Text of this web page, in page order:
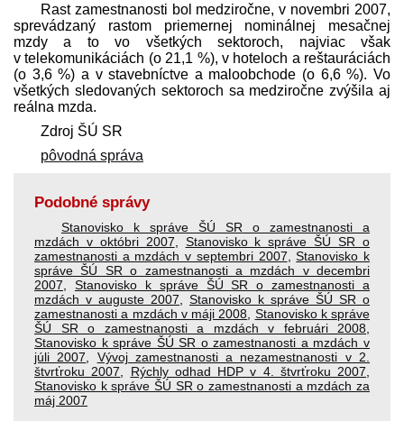
Rast zamestnanosti bol medziročne, v novembri 2007,
sprevádzaný rastom priemernej nominálnej mesačnej
mzdy a to vo všetkých sektoroch, najviac však
v telekomunikáciách (o 21,1 %), v hoteloch a reštauráciách
(o 3,6 %) a v stavebníctve a maloobchode (o 6,6 %). Vo
všetkých sledovaných sektoroch sa medziročne zvýšila aj
reálna mzda.
Zdroj ŠÚ SR
pôvodná správa
Podobné správy
Stanovisko k správe ŠÚ SR o zamestnanosti a
mzdách v októbri 2007
Stanovisko k správe ŠÚ SR o
zamestnanosti a mzdách v septembri 2007 ,Stanovisko k
správe ŠÚ SR o zamestnanosti a mzdách v decembri
2007
Stanovisko k správe ŠÚ SR o zamestnanosti a
mzdách v auguste 2007
Stanovisko k správe ŠÚ SR o
zamestnanosti a mzdách v máji 2008
Stanovisko k správe
ŠÚ SR o zamestnanosti a mzdách v februári 2008
Stanovisko k správe ŠÚ SR o zamestnanosti a mzdách v
júli 2007
Vývoj zamestnanosti a nezamestnanosti v 2.
štvrťroku 2007
Rýchly odhad HDP v 4. štvrťroku 2007
Stanovisko k správe ŠÚ SR o zamestnanosti a mzdách za
máj 2007